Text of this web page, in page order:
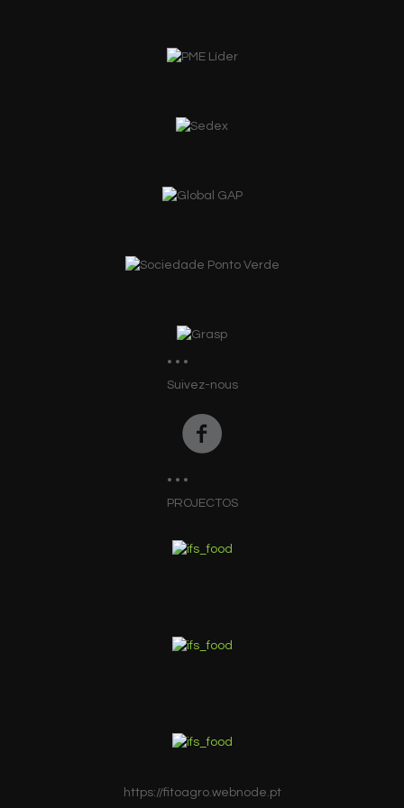
Suivez-nous
PROJECTOS
https://fitoagro.webnode.pt